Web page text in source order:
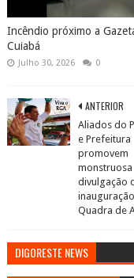
Incêndio próximo a
Cuiabá
Julho 30, 2026 0
ANTERIOR
Aliados do
e Prefeitura
promovem
monstruosa
divulgação
Quadra de
DIGORESTE NEWS